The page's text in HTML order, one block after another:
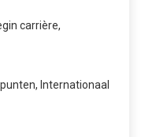
carrière,
Internationaal